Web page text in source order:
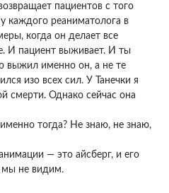
пациентов с того
каждого реаниматолога в
когда он делает все
И пациент выживает. И ты
выжил именно он, а не те
изо всех сил. У Танечки я
смерти. Однако сейчас она
тогда? Не знаю, не знаю,
— это айсберг, и его
мы не видим.